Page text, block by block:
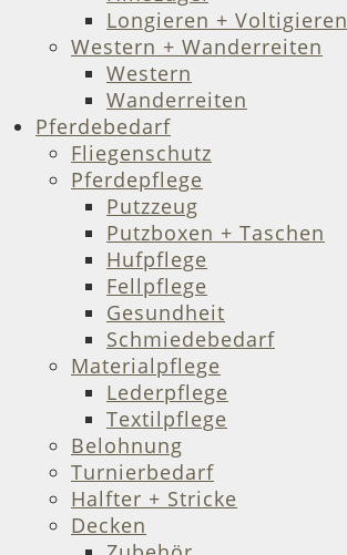
Longieren + Voltigieren
Western + Wanderreiten
Western
Wanderreiten
Pferdebedarf
Fliegenschutz
Pferdepflege
Putzzeug
Putzboxen + Taschen
Hufpflege
Fellpflege
Gesundheit
Schmiedebedarf
Materialpflege
Lederpflege
Textilpflege
Belohnung
Turnierbedarf
Halfter + Stricke
Decken